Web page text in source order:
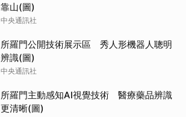
靠山(圖)
中央通訊社
所羅門公開技術展示區 秀人形機器人聰明
辨識(圖)
中央通訊社
所羅門主動感知AI視覺技術 醫療藥品辨識
更清晰(圖)